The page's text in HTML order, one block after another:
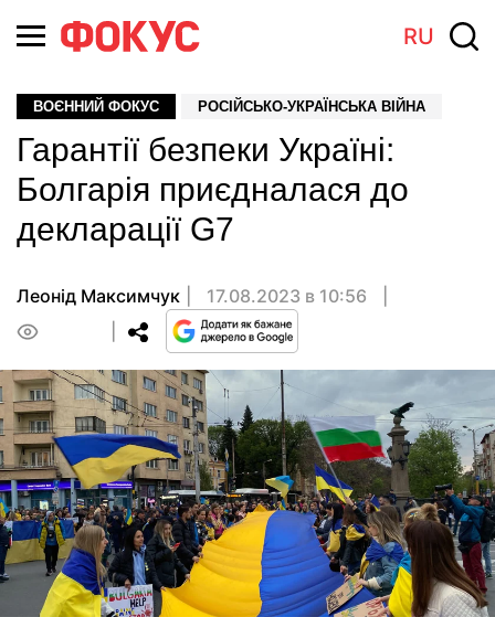
RU
ВОЄННИЙ ФОКУС РОСІЙСЬКО-УКРАЇНСЬКА ВІЙНА
Гарантії безпеки Україні:
Болгарія приєдналася до
декларації G7
Леонід Максимчук
17.08.2023 в 10:56